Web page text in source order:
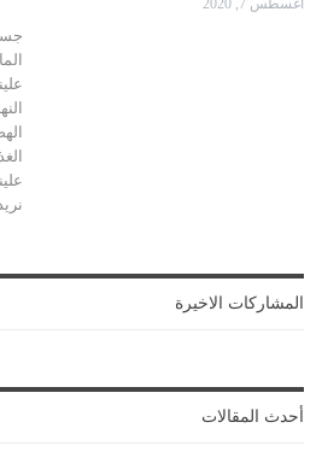
أغسطس 7, 2020
المشاركات الاخيرة
أحدث المقالات